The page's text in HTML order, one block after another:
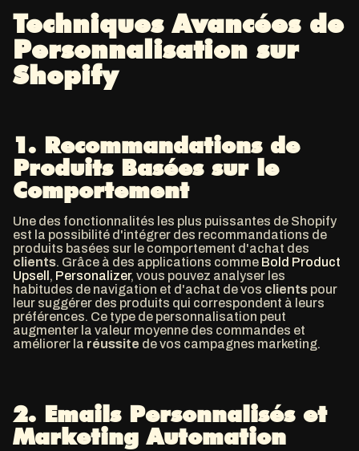
Techniques Avancées de
Personnalisation sur
Shopify
1. Recommandations de
Produits Basées sur le
Comportement
Une des fonctionnalités les plus puissantes de Shopify
est la possibilité d'intégrer des recommandations de
produits basées sur le comportement d'achat des
clients. Grâce à des applications comme Bold Product
Upsell , Personalizer, vous pouvez analyser les
habitudes de navigation et d'achat de vos clients pour
leur suggérer des produits qui correspondent à leurs
préférences. Ce type de personnalisation peut
augmenter la valeur moyenne des commandes et
améliorer la réussite de vos campagnes marketing.
2. Emails Personnalisés et
Marketing Automation